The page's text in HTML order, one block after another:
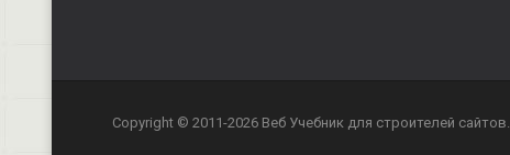
Copyright © 2011-2026 Веб Учебник для строителей сайтов.